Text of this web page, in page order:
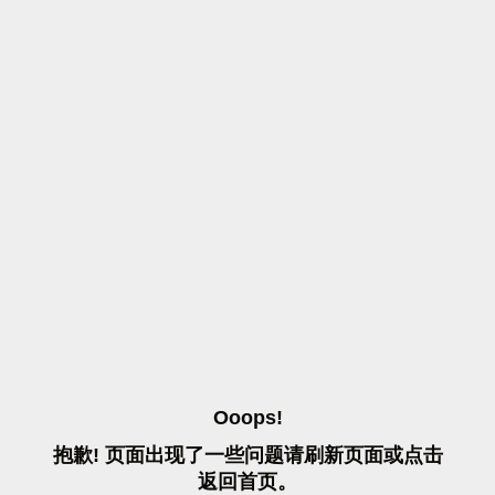
OOOPS!
抱歉! 页面出现了一些问题请刷 新页面或点击
返 回首页。